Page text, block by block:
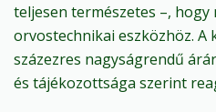
teljesen természetes –,
orvostechnikai eszközhöz. A
százezres nagyságrendű
és tájékozottsága szerint